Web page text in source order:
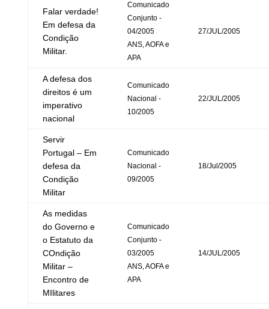
Falar verdade!
Em defesa da
Condição
Militar.
Comunicado
Conjunto -
04/2005
ANS, AOFA e
APA
27/JUL/2005
A defesa dos
direitos é um
imperativo
nacional
Comunicado
Nacional -
10/2005
22/JUL/2005
Servir
Portugal – Em
defesa da
Condição
Militar
Comunicado
Nacional -
09/2005
18/Jul/2005
As medidas
do Governo e
o Estatuto da
COndição
Militar –
Encontro de
MIlitares
Comunicado
Conjunto -
03/2005
ANS, AOFA e
APA
14/JUL/2005